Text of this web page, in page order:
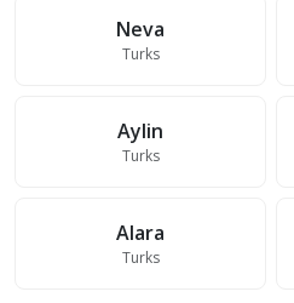
Neva
Turks
Aylin
Turks
Alara
Turks